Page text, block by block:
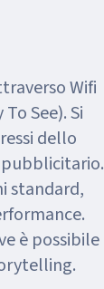
Wifi
See). Si
dello
standard,
è possibile